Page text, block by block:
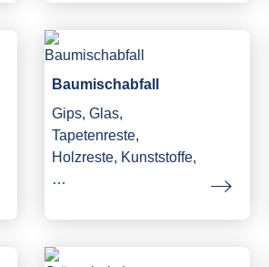
Baumischabfall
Gips, Glas,
Tapetenreste,
Holzreste, Kunststoffe,
…